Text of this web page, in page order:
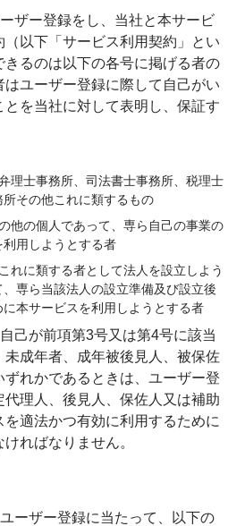
ザー登録をし、当社と本サービ
（以下「サービス利用契約」とい
きるのは以下の各号に掲げる者の
ユーザー登録に際して自己がい
を当社に対して表明し、保証す
理士事務所、司法書士事務所、税理士
その他これに類するもの
他の個人であって、専ら自己の事業の
用しようとする者
れに類する者として法人を設立しよう
専ら当該法人の設立準備及び設立後
本サービスを利用しようとする者
己が前項第3号又は第4号に該当
未成年者、成年被後見人、被保佐
ずれかであるときは、ユーザー登
理人、後見人、保佐人又は補助
を適法かつ有効に利用するために
ればなりません。
ーザー登録に当たって、以下の